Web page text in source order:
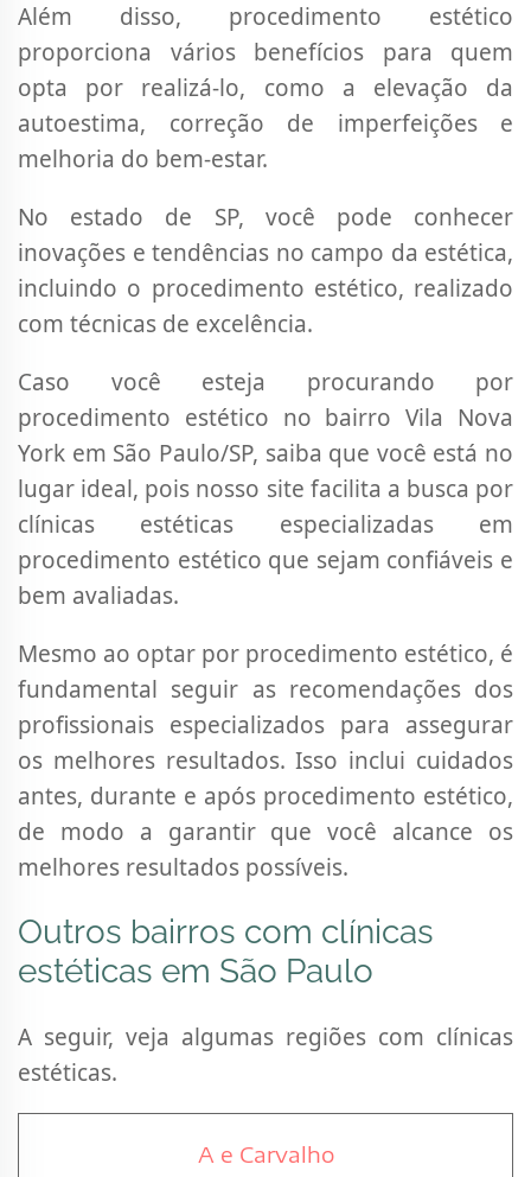
Além disso, procedimento estético
proporciona vários benefícios para quem
opta por realizá-lo, como a elevação da
autoestima, correção de imperfeições e
melhoria do bem-estar.
No estado de SP, você pode conhecer
inovações e tendências no campo da estética,
incluindo o procedimento estético, realizado
com técnicas de excelência.
Caso você esteja procurando por
procedimento estético no bairro Vila Nova
York em São Paulo/SP, saiba que você está no
lugar ideal, pois nosso site facilita a busca por
clínicas estéticas especializadas em
procedimento estético que sejam confiáveis e
bem avaliadas.
Mesmo ao optar por procedimento estético, é
fundamental seguir as recomendações dos
profissionais especializados para assegurar
os melhores resultados. Isso inclui cuidados
antes, durante e após procedimento estético,
de modo a garantir que você alcance os
melhores resultados possíveis.
Outros bairros com clínicas
estéticas em São Paulo
A seguir, veja algumas regiões com clínicas
estéticas.
A e Carvalho